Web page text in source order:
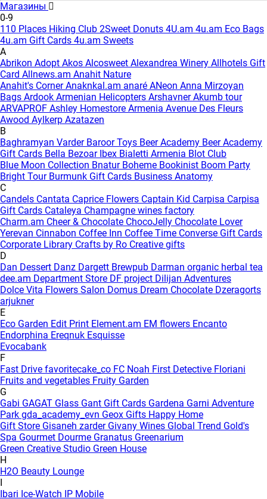
Магазины
0-9
110 Places Hiking Club 2Sweet Donuts 4U.am 4u.am Eco Bags
4u.am Gift Cards 4u.am Sweets
A
Abrikon Adopt Akos Alcosweet Alexandrea Winery Allhotels Gift
Card Allnews.am Anahit Nature
Anahit's CornerAnaknkal.am anaré ANeon Anna Mirzoyan
Bags Ardook Armenian Helicopters Arshavner Akumb tour
ARVAPROF Ashley Homestore Armenia Avenue Des Fleurs
Awood Aylkerp Azatazen
B
Baghramyan Varder Baroor Toys Beer Academy Beer Academy
Gift Cards Bella Bezoar Ibex Bialetti Armenia Blot Club
Blue Moon Collection Bnatur Boheme Bookinist Boom Party
Bright Tour Burmunk Gift Cards Business Anatomy
C
Candels Cantata Caprice Flowers Captain Kid Carpisa Carpisa
Gift Cards Cataleya Champagne wines factory
Charm.am Cheer & Chocolate ChocoJelly Chocolate Lover
Yerevan Cinnabon Coffee Inn Coffee Time Converse Gift Cards
Corporate Library Crafts by Ro Creative gifts
D
Dan Dessert Danz Dargett Brewpub Darman organic herbal tea
dee.am Department Store DF project Dilijan Adventures
Dolce Vita Flowers Salon Domus Dream Chocolate Dzeragorts
arjukner
E
Eco Garden Edit Print Element.am EM flowers Encanto
Endorphina Ereqnuk Esquisse
Evocabank
F
Fast Drive favoritecake_co FC Noah First Detective Floriani
Fruits and vegetables Fruity Garden
G
Gabi GAGAT Glass Gant Gift Cards Gardena Garni Adventure
Park gda_academy_evn Geox Gifts Happy Home
Gift Store Gisaneh zarder Givany Wines Global Trend Gold's
Spa Gourmet Dourme Granatus Greenarium
Green Creative Studio Green House
H
H2O Beauty Lounge
I
Ibari Ice-Watch IP Mobile